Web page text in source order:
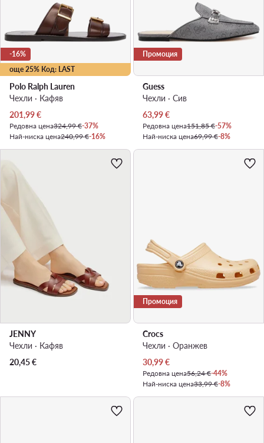
още 25% Код: LAST
-16%
Polo Ralph Lauren
Чехли · Кафяв
Актуална цена
201,99€
Редовна цена324,99 €-37%
Най-ниска цена240,99 €-16%
Промоция
Guess
Чехли · Сив
Актуална цена
63,99€
Редовна цена151,85 €-57%
Най-ниска цена69,99 €-8%
JENNY
Чехли · Кафяв
20,45€
Промоция
Crocs
Чехли · Оранжев
Актуална цена
30,99€
Редовна цена56,24 €-44%
Най-ниска цена33,99 €-8%